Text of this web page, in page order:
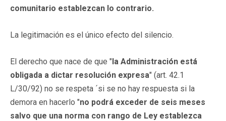
comunitario establezcan lo contrario.
La legitimación es el único efecto del silencio.
El derecho que nace de que "la Administración está
obligada a dictar resolución expresa" (art. 42.1
L/30/92) no se respeta ´si se no hay respuesta si la
demora en hacerlo "no podrá exceder de seis meses
salvo que una norma con rango de Ley establezca